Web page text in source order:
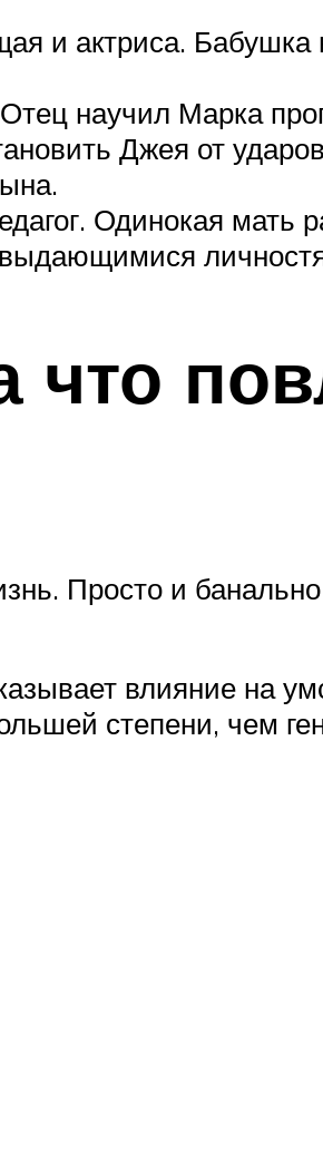
и актриса. Бабушка
научил Марка
Джея от
Одинокая мать
что
Просто и
влияние на
степени, чем